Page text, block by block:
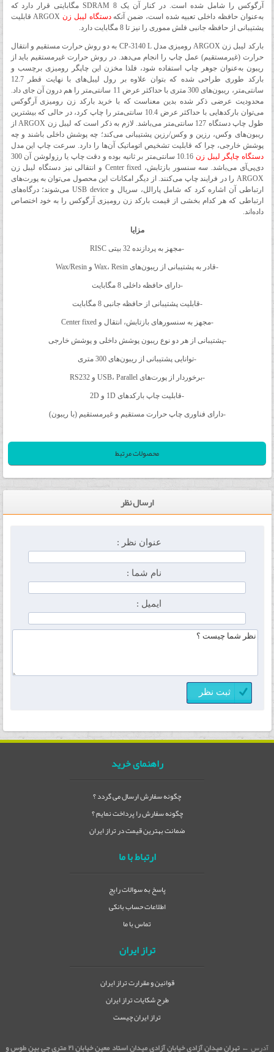
آرگوکس را شامل شده است. در کنار آن یک SDRAM 8 مگابایتی قرار دارد که
به‌عنوان حافظه داخلی تعبیه شده است، ضمن آنکهدستگاه لیبل زن
ARGOX قابلیت
پشتیبانی از حافظه جانبی فلش مموری را نیز تا 8 مگابایت دارد.
بارکد لیبل زن ARGOX رومیزی مدل CP-3140 L به دو روش حرارت مستقیم و انتقال
حرارت (غیرمستقیم) عمل چاپ را انجام می‌دهد. در روش حرارت غیرمستقیم باید از
ریبون به‌عنوان جوهر چاپ استفاده شود، فلذا مخزن این چاپگر رومیزی برچسب و
بارکد طوری طراحی شده که بتوان علاوه بر رول لیبل‌های با نهایت قطر 12.7
سانتی‌متر، ریبون‌های 300 متری با حداکثر عرض 11 سانتی‌متر را هم درون آن جای داد.
محدودیت عرضی ذکر شده بدین معناست که با خرید بارکد زن رومیزی آرگوکس
می‌توان بارکدهایی با حداکثر عرض 10.4 سانتی‌متر را چاپ کرد، در حالی که بیشترین
طول چاپ دستگاه 127 سانتی‌متر می‌باشد. لازم به ذکر است که لیبل زن ARGOX از
ریبون‌های وکس، رزین و وکس/رزین پشتیبانی می‌کند؛ چه پوشش داخلی باشند و چه
پوشش خارجی، چرا که قابلیت تشخیص اتوماتیک آن‌ها را دارد. سرعت چاپ این مدل
دستگاه چاپگر لیبل زن
10.16 سانتی‌متر بر ثانیه بوده و دقت چاپ یا رزولوشن آن 300
دی‌پی‌آی می‌باشد. سه سنسور بازتابش، Center fixed و انتقالی نیز دستگاه لیبل زن
ARGOX را در فرایند چاپ می‌کنند. از دیگر امکانات این محصول می‌توان به پورت‌های
ارتباطی آن اشاره کرد که شامل پارالل، سریال و USB device می‌شوند؛ درگاه‌های
ارتباطی که هر کدام بخشی از قیمت بارکد زن رومیزی آرگوکس را به خود اختصاص
داده‌اند.
مزایا
-مجهز به پردازنده 32 بیتی RISC
-قادر به پشتیبانی از ریبون‌های Wax، Resin و Wax/Resin
-دارای حافظه داخلی 8 مگابایت
-قابلیت پشتیبانی از حافظه جانبی 8 مگابایت
-مجهز به سنسورهای بازتابش، انتقال و Center fixed
-پشتیبانی از هر دو نوع ریبون‌ پوشش داخلی و پوشش خارجی
-توانایی پشتیبانی از ریبون‌های 300 متری
-برخوردار از پورت‌های USB، Parallel و RS232
-قابلیت چاپ بارکدهای 1D و 2D
-دارای فناوری چاپ حرارت مستقیم و غیرمستقیم (با ریبون)
محصولات مرتبط
ارسال نظر
عنوان نظر :
نام شما :
ایمیل :
راهنمای خرید
چگونه سفارش ارسال می گردد ؟
چگونه سفارش را پرداخت نمایم ؟
ضمانت بهترین قیمت در تراز ایران
ارتباط با ما
پاسخ به سوالات رایج
اطلاعات حساب بانکی
تماس با ما
تراز ایران
قوانین و مقرارت تراز ایران
طرح شکایات تراز ایران
تراز ایران چیست
آدرس ← تهران میدان آزادی خیابان آزادی میدان استاد معین خیابان ۲۱ متری جی بین طوس و